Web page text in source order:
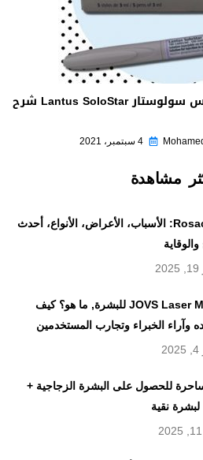
طريقة إستخدام قلم لانتوس سولوستار Lantus SoloStar شرح
4 سبتمبر، 2021
مشاهدة
الوردية Rosacea: الأسباب، الأعراض، الأنواع، أحدث
ماسك JOVS Laser Mask للبشرة, ما هو؟ كيف
وآراء الخبراء وتجارب المستخدمين
للحصول على البشرة الزجاجية +
لبشرة نقية